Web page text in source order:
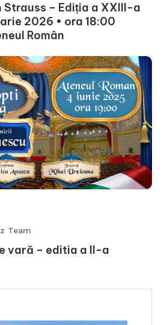
Strauss – Ediția a XXIII-a
2026 • ora 18:00
Român
Team
vară – editia a II-a